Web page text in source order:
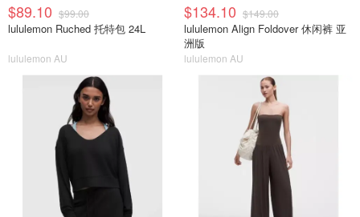
$89.10 $99.00
lululemon Ruched 托特包 24L
lululemon AU
$134.10 $149.00
lululemon Align Foldover 休闲裤 亚
洲版
lululemon AU